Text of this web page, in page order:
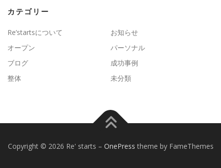
カテゴリー
Re’startsについて
お知らせ
オープン
パーソナル
ブログ
成功事例
整体
未分類
Copyright © 2026 Re' starts – OnePress theme by FameThemes